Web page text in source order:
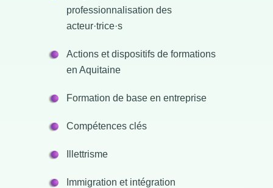
professionnalisation des
acteur·trice·s
Actions et dispositifs de formations
en Aquitaine
Formation de base en entreprise
Compétences clés
Illettrisme
Immigration et intégration